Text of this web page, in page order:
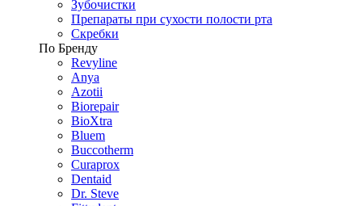
Зубочистки
Препараты при сухости полости рта
Скребки
По Бренду
Revyline
Anya
Azotii
Biorepair
BioXtra
Bluem
Buccotherm
Curaprox
Dentaid
Dr. Steve